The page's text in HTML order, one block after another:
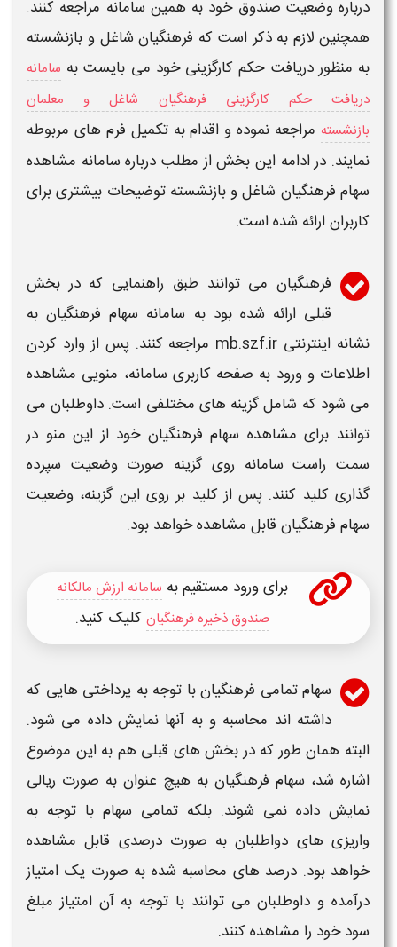
درباره وضعیت صندوق خود به همین سامانه مراجعه کنند.
همچنین لازم به ذکر است که فرهنگیان شاغل و بازنشسته
به منظور دریافت حکم کارگزینی خود می بایست به سامانه
دریافت حکم کارگزینی فرهنگیان شاغل و معلمان
بازنشسته مراجعه نموده و اقدام به تکمیل فرم های مربوطه
نمایند. در ادامه این بخش از مطلب درباره سامانه مشاهده
سهام فرهنگیان شاغل و بازنشسته توضیحات بیشتری برای
کاربران ارائه شده است.
فرهنگیان می توانند طبق راهنمایی که در بخش
قبلی ارائه شده بود به سامانه سهام فرهنگیان به
نشانه اینترنتی mb.szf.ir مراجعه کنند. پس از وارد کردن
اطلاعات وورود به صفحه کاربری سامانه، منویی مشاهده
می شود که شامل گزینه های مختلفی است. داوطلبان می
توانند برای مشاهده سهام فرهنگیان خود از این منو در
سمت راست سامانه روی گزینه صورت وضعیت سپرده
گذاری کلید کنند. پس از کلید بر روی این گزینه، وضعیت
سهام فرهنگیان قابل مشاهده خواهد بود.
برای ورود مستقیم به سامانه ارزش مالکانه
صندوق ذخیره فرهنگیان کلیک کنید.
سهام تمامی فرهنگيان با توجه به پرداختی هایی که
داشته اند محاسبه و به آنها نمایش داده می شود.
البته همان طور که در بخش های قبلی هم به این موضوع
اشاره شد، سهام فرهنگیان به هیچ عنوان به صورت ریالی
نمایش داده نمی شوند. بلکه تمامی سهام با توجه به
واریزی های دواطلبان به صورت درصدی قابل مشاهده
خواهد بود. درصد های محاسبه شده به صورت یک امتیاز
درآمده و داوطلبان می توانند با توجه به آن امتیاز مبلغ
سود خود را مشاهده کنند.